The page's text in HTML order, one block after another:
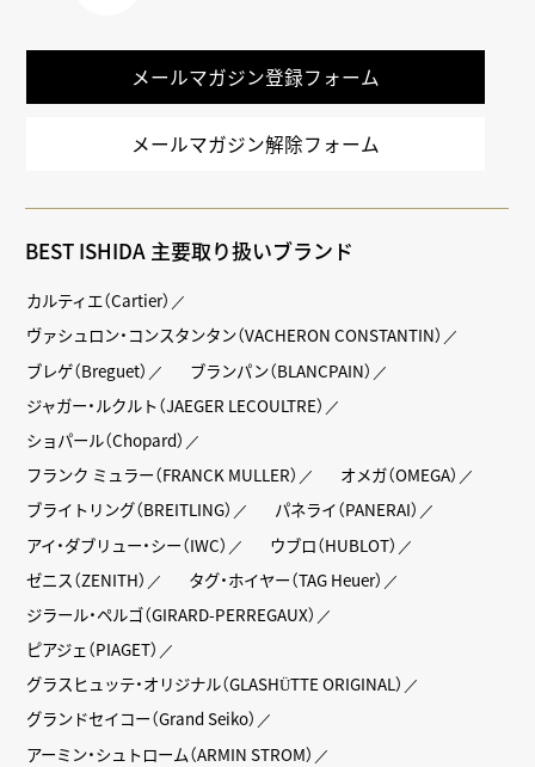
メールマガジン登録フォーム
メールマガジン解除フォーム
BEST ISHIDA 主要取り扱いブランド
カルティエ（Cartier）
ヴァシュロン・コンスタンタン（VACHERON CONSTANTIN）
ブレゲ（Breguet）
ブランパン（BLANCPAIN）
ジャガー・ルクルト（JAEGER LECOULTRE）
ショパール（Chopard）
フランク ミュラー（FRANCK MULLER）
オメガ（OMEGA）
ブライトリング（BREITLING）
パネライ（PANERAI）
アイ・ダブリュー・シー（IWC）
ウブロ（HUBLOT）
ゼニス（ZENITH）
タグ・ホイヤー（TAG Heuer）
ジラール・ペルゴ（GIRARD-PERREGAUX）
ピアジェ（PIAGET）
グラスヒュッテ・オリジナル（GLASHÜTTE ORIGINAL）
グランドセイコー（Grand Seiko）
アーミン・シュトローム（ARMIN STROM）